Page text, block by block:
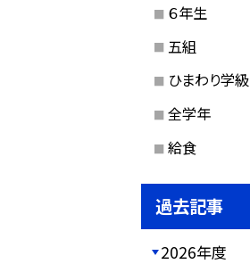
６年生
五組
ひまわり学級
全学年
給食
過去記事
2026年度